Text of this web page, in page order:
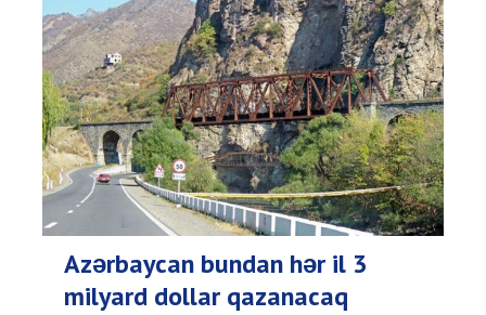
Azərbaycan bundan hər il 3
milyard dollar qazanacaq